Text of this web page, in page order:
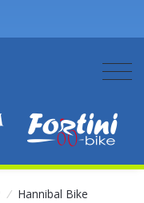
/ Hannibal Bike